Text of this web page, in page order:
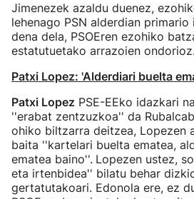
Jimenezek azaldu duenez,
lehenago PSN alderdian
dena dela, PSOEren ezohiko
estatutuetako arrazoien ondorioz.
Patxi Lopez: 'Alderdiari buelta
Patxi Lopez PSE-EEko idazkari
''erabat zentzuzkoa'' da
ohiko biltzarra deitzea, Lopezen
baita ''kartelari buelta ematea,
ematea baino''. Lopezen ustez,
eta irtenbidea'' bilatu behar
gertatutakoari. Edonola ere, ez